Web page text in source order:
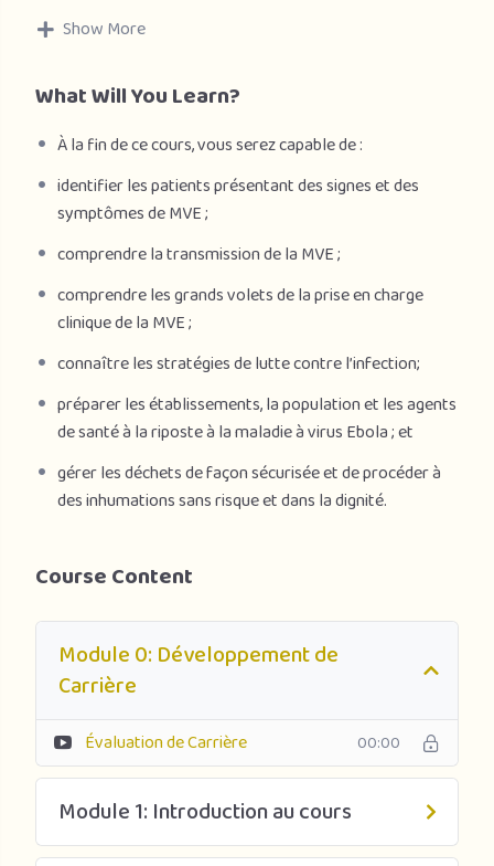
charge des cas, avec une présentation générale des
sur les traitements expérimentaux.
Ces modules présentent des stratégies complètes sur la
sécurité des patients et des agents de soins et la
préparation à la riposte. La formation pourra être utile
aux cliniciens de tout secteur du système de santé,
notamment ceux qui travaillent dans des postes de santé,
prodiguent des soins de santé primaires ou sont employés
par des hôpitaux nationaux ou de district. Une attention
particulière est accordée aux soins dispensés dans les CTE.
Show More
What Will You Learn?
À la fin de ce cours, vous serez capable de :
identifier les patients présentant des signes et des
symptômes de MVE ;
comprendre la transmission de la MVE ;
comprendre les grands volets de la prise en charge
clinique de la MVE ;
connaître les stratégies de lutte contre l’infection;
préparer les établissements, la population et les agents
de santé à la riposte à la maladie à virus Ebola ; et
gérer les déchets de façon sécurisée et de procéder à
des inhumations sans risque et dans la dignité.
Course Content
Module 0: Développement de
Carrière
Évaluation de Carrière 00:00
Module 1: Introduction au cours